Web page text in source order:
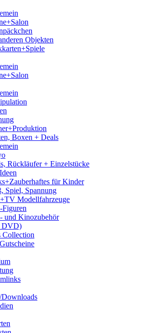
Objekten
Boxen + Deals
Rückläufer + Einzelstücke
für Kinder
Spiel, Spannung
Modellfahrzeuge
Figuren
und Kinozubehör
DVD)
Collection